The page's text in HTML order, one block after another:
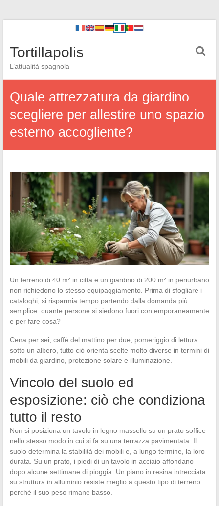
Tortillapolis
L’attualità spagnola
Quale attrezzatura da giardino
scegliere per allestire uno spazio
esterno accogliente?
Un terreno di 40 m² in città e un giardino di 200 m² in periurbano
non richiedono lo stesso equipaggiamento. Prima di sfogliare i
cataloghi, si risparmia tempo partendo dalla domanda più
semplice: quante persone si siedono fuori contemporaneamente
e per fare cosa?
Cena per sei, caffè del mattino per due, pomeriggio di lettura
sotto un albero, tutto ciò orienta scelte molto diverse in termini di
mobili da giardino, protezione solare e illuminazione.
Vincolo del suolo ed
esposizione: ciò che condiziona
tutto il resto
Non si posiziona un tavolo in legno massello su un prato soffice
nello stesso modo in cui si fa su una terrazza pavimentata. Il
suolo determina la stabilità dei mobili e, a lungo termine, la loro
durata. Su un prato, i piedi di un tavolo in acciaio affondano
dopo alcune settimane di pioggia. Un piano in resina intrecciata
su struttura in alluminio resiste meglio a questo tipo di terreno
perché il suo peso rimane basso.